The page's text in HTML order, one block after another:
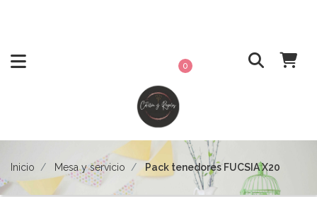
0
Inicio Mesa y servicio Pack tenedores FUCSIA X20